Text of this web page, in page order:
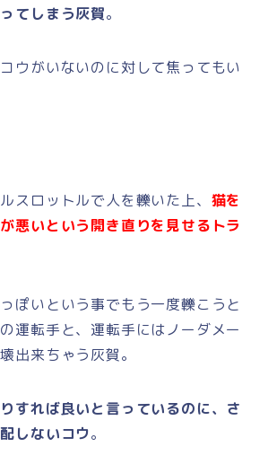
てしまう灰賀。
ウがいないのに対して焦ってもい
スロットルで人を轢いた上、 猫を
悪いという開き直りを見せるトラ
ぽいという事でもう一度轢こうと
運転手と、運転手にはノーダメー
出来ちゃう灰賀。
すれば良いと言っているのに、さ
しないコウ。